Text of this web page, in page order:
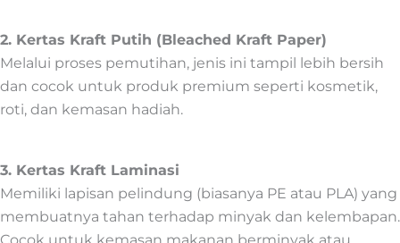
2. Kertas Kraft Putih (Bleached Kraft Paper)
Melalui proses pemutihan, jenis ini tampil lebih bersih
dan cocok untuk produk premium seperti kosmetik,
roti, dan kemasan hadiah.
3. Kertas Kraft Laminasi
Memiliki lapisan pelindung (biasanya PE atau PLA) yang
membuatnya tahan terhadap minyak dan kelembapan.
Cocok untuk kemasan makanan berminyak atau